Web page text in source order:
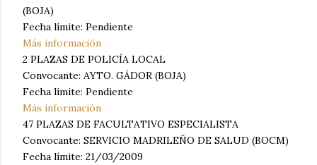
(BOJA)
Fecha límite: Pendiente
Más información
2 PLAZAS DE POLICÍA LOCAL
Convocante: AYTO. GÁDOR (BOJA)
Fecha límite: Pendiente
Más información
47 PLAZAS DE FACULTATIVO ESPECIALISTA
Convocante: SERVICIO MADRILEÑO DE SALUD (BOCM)
Fecha límite: 21/03/2009